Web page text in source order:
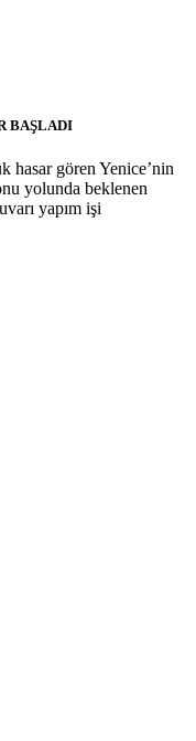
BAŞLADI
hasar gören Yenice’nin
yolunda beklenen
yapım işi